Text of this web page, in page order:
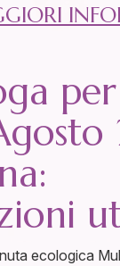
ecologica